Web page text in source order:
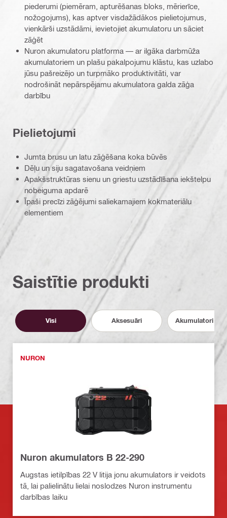
piederumi (piemēram, apturēšanas bloks, mērierīce,
nožogojums), kas aptver visdažādākos pielietojumus,
vienkārši uzstādāmi, ievietojiet akumulatoru un sāciet
zāģēt
Nuron akumulatoru platforma — ar ilgāka darbmūža
akumulatoriem un plašu pakalpojumu klāstu, kas uzlabo
jūsu pašreizējo un turpmāko produktivitāti, var
nodrošināt nepārspējamu akumulatora galda zāģa
darbību
Pielietojumi
Jumta brusu un latu zāģēšana koka būvēs
Dēļu un siju sagatavošana veidņiem
Apakšstruktūras sienu un griestu uzstādīšana iekštelpu
nobeiguma apdarē
Īpaši precīzi zāģējumi saliekamajiem kokmateriālu
elementiem
Saistītie produkti
Visi Aksesuāri Akumulatori un
NURON
Nuron akumulators B 22-290
Augstas ietilpības 22 V litija jonu akumulators ir veidots
tā, lai palielinātu lielai noslodzes Nuron instrumentu
darbības laiku